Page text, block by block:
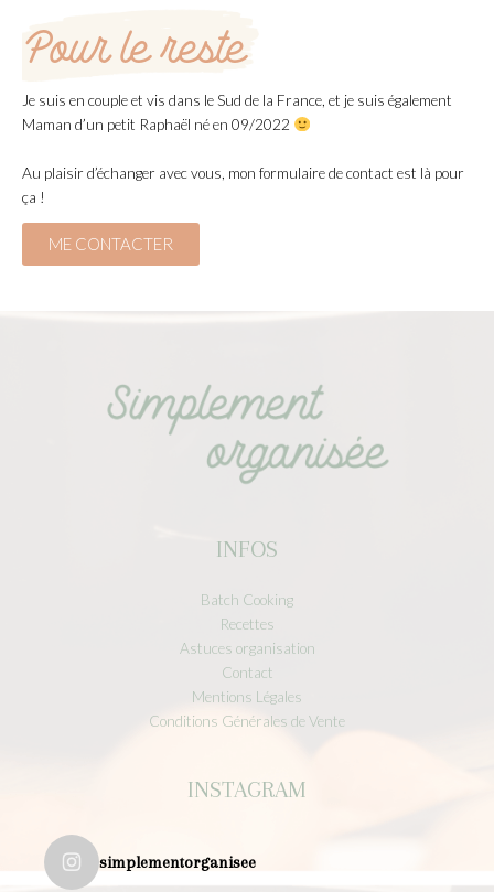
Pour le reste
Je suis en couple et vis dans le Sud de la France, et je suis également
Maman d’un petit Raphaël né en 09/2022
Au plaisir d’échanger avec vous, mon formulaire de contact est là pour
ça !
ME CONTACTER
INFOS
Batch Cooking
Recettes
Astuces organisation
Contact
Mentions Légales
Conditions Générales de Vente
INSTAGRAM
simplementorganisee